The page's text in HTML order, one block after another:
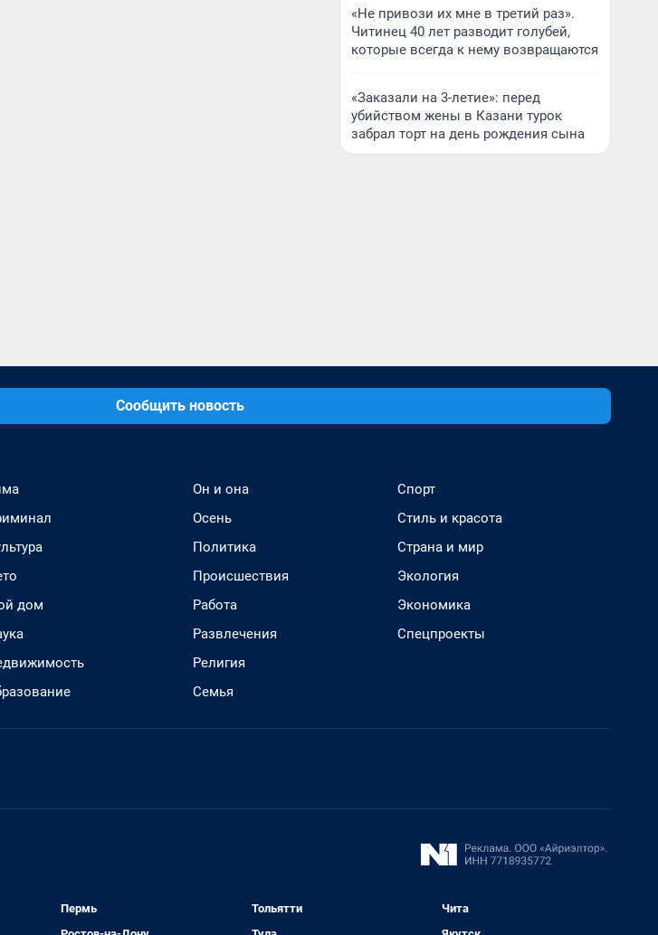
«Не привози их мне в третий раз».
Читинец 40 лет разводит голубей,
которые всегда к нему возвращаются
«Заказали на 3-летие»: перед
убийством жены в Казани турок
забрал торт на день рождения сына
Сообщить новость
дом
Он и она
Осень
Политика
Происшествия
Работа
Развлечения
Религия
Семья
Спорт
Стиль и красота
Страна и мир
Экология
Экономика
Спецпроекты
Пермь
Тольятти
Чита